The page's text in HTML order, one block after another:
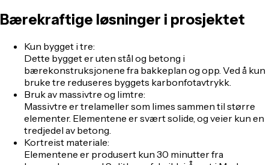
Bærekraftige løsninger i prosjektet
Kun bygget i tre:
Dette bygget er uten stål og betong i
bærekonstruksjonene fra bakkeplan og opp. Ved å kun
bruke tre reduseres byggets karbonfotavtrykk.
Bruk av massivtre og limtre:
Massivtre er trelameller som limes sammen til større
elementer. Elementene er svært solide, og veier kun en
tredjedel av betong.
Kortreist materiale:
Elementene er produsert kun 30 minutter fra